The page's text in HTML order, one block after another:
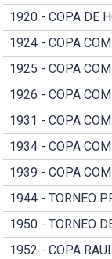
1920 - COPA DE
1924 - COPA
1925 - COPA
1926 - COPA
1931 - COPA
1934 - COPA
1939 - COPA
1944 - TORNEO
1950 - TORNEO
1952 - COPA